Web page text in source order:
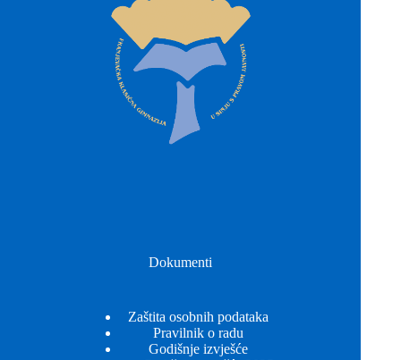
Dokumenti
Zaštita osobnih podataka
Pravilnik o radu
Godišnje izvješće